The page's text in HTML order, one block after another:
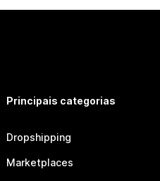
Principais categorias
Dropshipping
Marketplaces